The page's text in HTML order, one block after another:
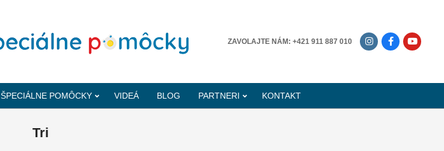
ZAVOLAJTE NÁM: +421 911 887 010
ŠPECIÁLNE POMÔCKY VIDEÁ BLOG PARTNERI KONTAKT
Tri